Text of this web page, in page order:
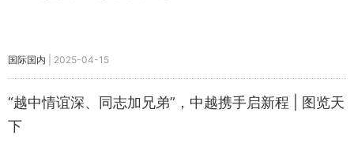
国际国内 2025-04-15
“越中情谊深、同志加兄弟”，中越携手启新程 | 图览天
下